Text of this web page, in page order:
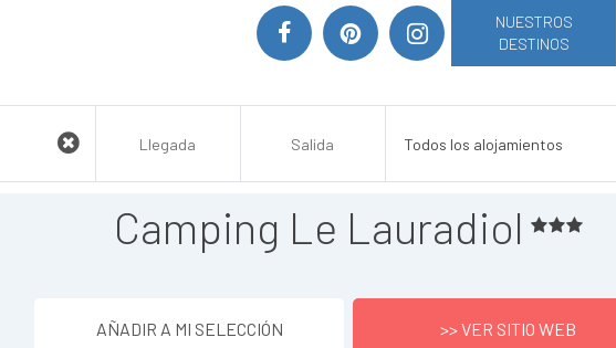
NUESTROS
DESTINOS
Camping Le Lauradiol
AÑADIR A MI SELECCIÓN >> VER SITIO WEB